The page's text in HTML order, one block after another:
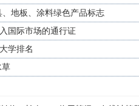
地板、涂料绿色产品标志
国际市场的通行证
学排名
草